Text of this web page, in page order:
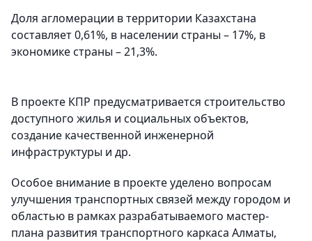
Доля агломерации в территории Казахстана
составляет 0,61%, в населении страны – 17%, в
экономике страны – 21,3%.
В проекте КПР предусматривается строительство
доступного жилья и социальных объектов,
создание качественной инженерной
инфраструктуры и др.
Особое внимание в проекте уделено вопросам
улучшения транспортных связей между городом и
областью в рамках разрабатываемого мастер-
плана развития транспортного каркаса Алматы,